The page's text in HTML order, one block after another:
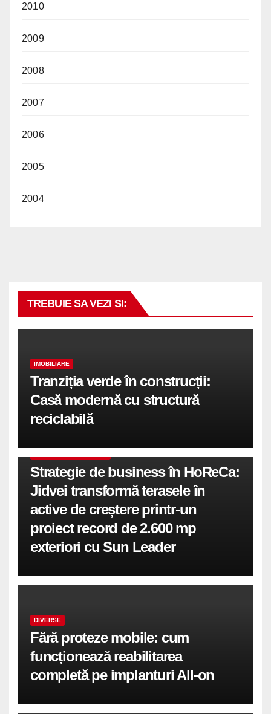
2010
2009
2008
2007
2006
2005
2004
TREBUIE SA VEZI SI:
IMOBILIARE
Tranziția verde în construcții:
Casă modernă cu structură
reciclabilă
Strategie de business în HoReCa:
Jidvei transformă terasele în
active de creștere printr-un
proiect record de 2.600 mp
exteriori cu Sun Leader
DIVERSE
Fără proteze mobile: cum
funcționează reabilitarea
completă pe implanturi All-on